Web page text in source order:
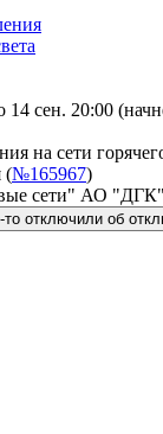
14 сен. 20:00
на сети
(№165967)
сети" АО "ДГК"
то отключили об